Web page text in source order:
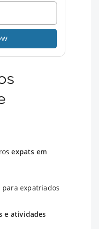
expats em
para expatriados
e atividades